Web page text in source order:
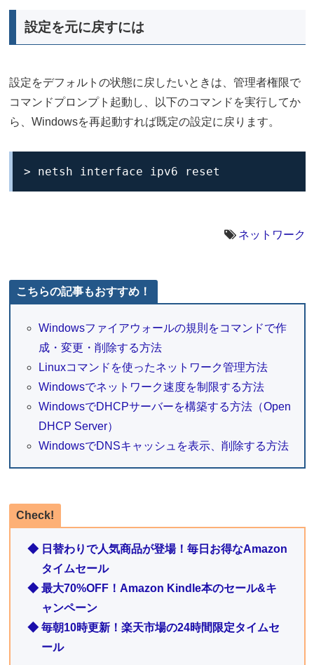
設定を元に戻すには
設定をデフォルトの状態に戻したいときは、管理者権限で
コマンドプロンプト起動し、以下のコマンドを実行してか
ら、Windowsを再起動すれば既定の設定に戻ります。
> netsh interface ipv6 reset
ネットワーク
こちらの記事もおすすめ！
Windowsファイアウォールの規則をコマンドで作
成・変更・削除する方法
Linuxコマンドを使ったネットワーク管理方法
Windowsでネットワーク速度を制限する方法
WindowsでDHCPサーバーを構築する方法（Open
DHCP Server）
WindowsでDNSキャッシュを表示、削除する方法
Check!
◆ 日替わりで人気商品が登場！毎日お得なAmazon
タイムセール
◆ 最大70%OFF！Amazon Kindle本のセール&キ
ャンペーン
◆ 毎朝10時更新！楽天市場の24時間限定タイムセ
ール